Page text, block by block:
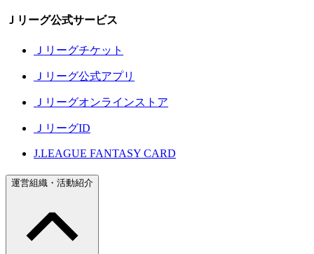
Ｊリーグ公式サービス
Ｊリーグチケット
Ｊリーグ公式アプリ
Ｊリーグオンラインストア
ＪリーグID
J.LEAGUE FANTASY CARD
運営組織・活動紹介